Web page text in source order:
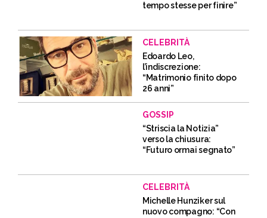
tempo stesse per finire”
CELEBRITÀ
Edoardo Leo,
l’indiscrezione:
“Matrimonio finito dopo
26 anni”
GOSSIP
“Striscia la Notizia”
verso la chiusura:
“Futuro ormai segnato”
CELEBRITÀ
Michelle Hunziker sul
nuovo compagno: “Con